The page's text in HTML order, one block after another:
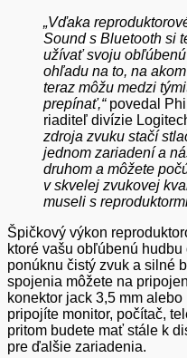
„Vďaka
Sound s Bluetooth si
užívať svoju
ohľadu na to, na
teraz môžu medzi
prepínať,“povedal
riaditeľ divízie
zdroja zvuku stačí
jednom zariadení a
druhom a môžete
v skvelej zvukovej
museli s
Špičkový výkon
ktoré vašu obľúbenú
ponúknu čistý zvuk a silné
spojenia môžete na
konektor jack 3,5 mm
pripojíte monitor, počítač,
pritom budete mať stále k
pre ďalšie zariadenia.